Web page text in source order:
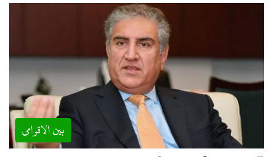
بین الاقوامی